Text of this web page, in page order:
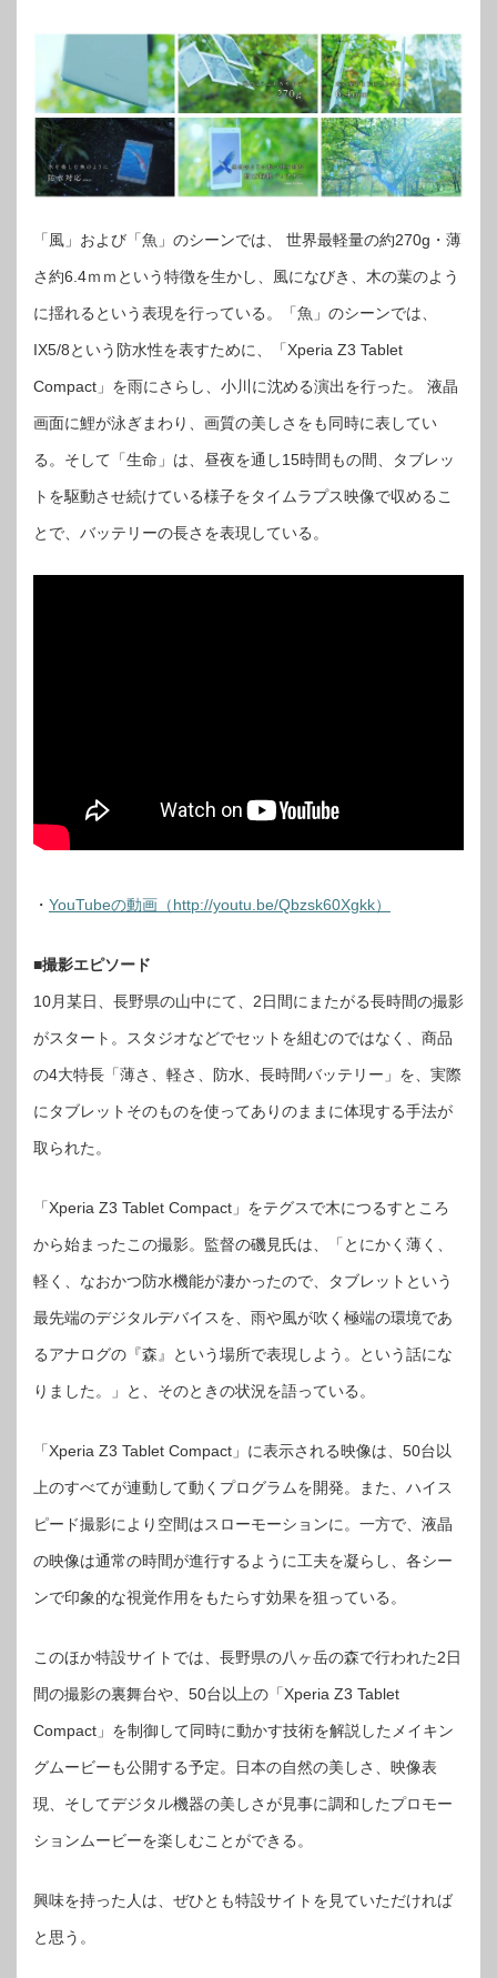
「風」および「魚」のシーンでは、 世界最軽量の約270g・薄
さ約6.4ｍｍという特徴を生かし、風になびき、木の葉のよう
に揺れるという表現を行っている。「魚」のシーンでは、
IX5/8という防水性を表すために、「Xperia Z3 Tablet
Compact」を雨にさらし、小川に沈める演出を行った。 液晶
画面に鯉が泳ぎまわり、画質の美しさをも同時に表してい
る。そして「生命」は、昼夜を通し15時間もの間、タブレッ
トを駆動させ続けている様子をタイムラプス映像で収めるこ
とで、バッテリーの長さを表現している。
・ YouTubeの動画（http://youtu.be/Qbzsk60Xgkk）
■撮影エピソード
10月某日、長野県の山中にて、2日間にまたがる長時間の撮影
がスタート。スタジオなどでセットを組むのではなく、商品
の4大特長「薄さ、軽さ、防水、長時間バッテリー」を、実際
にタブレットそのものを使ってありのままに体現する手法が
取られた。
「Xperia Z3 Tablet Compact」をテグスで木につるすところ
から始まったこの撮影。監督の磯見氏は、「とにかく薄く、
軽く、なおかつ防水機能が凄かったので、タブレットという
最先端のデジタルデバイスを、雨や風が吹く極端の環境であ
るアナログの『森』という場所で表現しよう。という話にな
りました。」と、そのときの状況を語っている。
「Xperia Z3 Tablet Compact」に表示される映像は、50台以
上のすべてが連動して動くプログラムを開発。また、ハイス
ピード撮影により空間はスローモーションに。一方で、液晶
の映像は通常の時間が進行するように工夫を凝らし、各シー
ンで印象的な視覚作用をもたらす効果を狙っている。
このほか特設サイトでは、長野県の八ヶ岳の森で行われた2日
間の撮影の裏舞台や、50台以上の「Xperia Z3 Tablet
Compact」を制御して同時に動かす技術を解説したメイキン
グムービーも公開する予定。日本の自然の美しさ、映像表
現、そしてデジタル機器の美しさが見事に調和したプロモー
ションムービーを楽しむことができる。
興味を持った人は、ぜひとも特設サイトを見ていただければ
と思う。